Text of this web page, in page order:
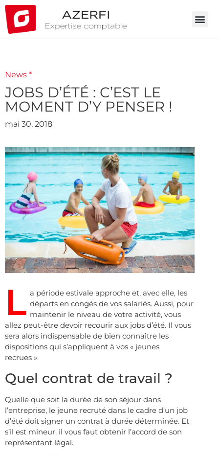
News *
JOBS D’ÉTÉ : C’EST LE
MOMENT D’Y PENSER !
mai 30, 2018
L a période estivale approche et, avec elle, les
départs en congés de vos salariés. Aussi, pour
maintenir le niveau de votre activité, vous
allez peut-être devoir recourir aux jobs d’été. Il vous
sera alors indispensable de bien connaître les
dispositions qui s’appliquent à vos « jeunes
recrues ».
Quel contrat de travail ?
Quelle que soit la durée de son séjour dans
l’entreprise, le jeune recruté dans le cadre d’un job
d’été doit signer un contrat à durée déterminée. Et
s’il est mineur, il vous faut obtenir l’accord de son
représentant légal.